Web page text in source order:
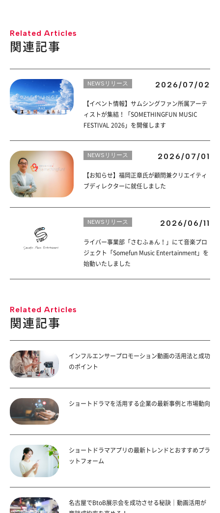
Related Articles
関連記事
NEWSリリース 2026/07/02
【イベント情報】サムシングファン所属アーテ
ィストが集結！「SOMETHINGFUN MUSIC
FESTIVAL 2026」を開催します
NEWSリリース 2026/07/01
【お知らせ】福岡正章氏が顧問兼クリエイティ
ブディレクターに就任しました
NEWSリリース 2026/06/11
ライバー事業部「さむふぁん！」にて音楽プロ
ジェクト「Somefun Music Entertainment」を
始動いたしました
Related Articles
関連記事
インフルエンサープロモーション動画の活用法と成功
のポイント
ショートドラマを活用する企業の最新事例と市場動向
ショートドラマアプリの最新トレンドとおすすめプラ
ットフォーム
名古屋でBtoB展示会を成功させる秘訣｜動画活用が